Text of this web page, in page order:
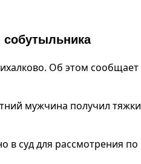
Об этом сообщает
мужчина получил
в суд для рассмотрения по